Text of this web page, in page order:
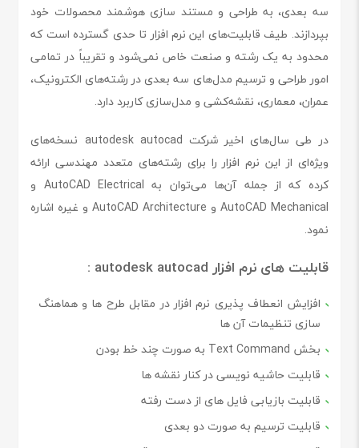
سه بعدی، به طراحی و مستند سازی هوشمند محصولات خود
بپردازند. طیف قابلیت‌های این نرم افزار تا حدی گسترده است که
محدود به یک رشته و صنعت خاص نمی‌شود و تقریباً در تمامی
امور طراحی و ترسیم مدل‌های سه بعدی در رشته‌های الکترونیک،
عمران، معماری، نقشه‌کشی و مدل‌سازی کاربرد دارد.
در طی سال‌های اخیر شرکت autodesk autocad نسخه‌های
ویژه‌ای از این نرم افزار را برای رشته‌های متعدد مهندسی ارائه
کرده که از جمله آن‌ها می‌توان به AutoCAD Electrical و
AutoCAD Mechanical و AutoCAD Architecture و غیره اشاره
نمود.
قابلیت های نرم افزار autodesk autocad :
افزایش انعطاف پذیری نرم افزار در مقابل طرح ها و هماهنگ
سازی تنظیمات آن ها
بخش Text Command به صورت چند خط بودن
قابلیت حاشیه نویسی در کنار نقشه ها
قابلیت بازیابی فایل های از دست رفته
قابلیت ترسیم به صورت دو بعدی